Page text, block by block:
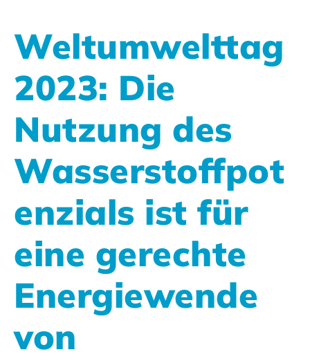
Weltumwelttag
2023: Die
Nutzung des
Wasserstoffpot
enzials ist für
eine gerechte
Energiewende
von